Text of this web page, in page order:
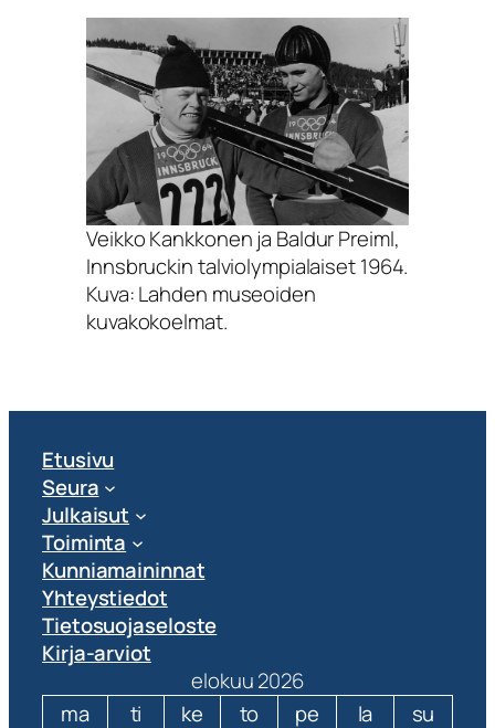
Veikko Kankkonen ja Baldur Preiml,
Innsbruckin talviolympialaiset 1964.
Kuva: Lahden museoiden
kuvakokoelmat.
Etusivu
Seura
Julkaisut
Toiminta
Kunniamaininnat
Yhteystiedot
Tietosuojaseloste
Kirja-arviot
elokuu 2026
ma
ti ke to pe la su